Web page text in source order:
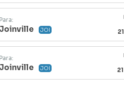
Para:
Joinville JOI
Para:
Joinville JOI